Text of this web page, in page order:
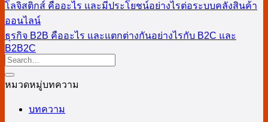
โลจิสติกส์ คืออะไร และมีประโยชน์อย่างไรต่อระบบคลังสินค้า
ออนไลน์
ธุรกิจ B2B คืออะไร และแตกต่างกันอย่างไรกับ B2C และ
B2B2C
หมวดหมู่บทความ
บทความ